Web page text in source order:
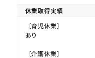
休業取得実績
［育児休業］
あり
［介護休業］